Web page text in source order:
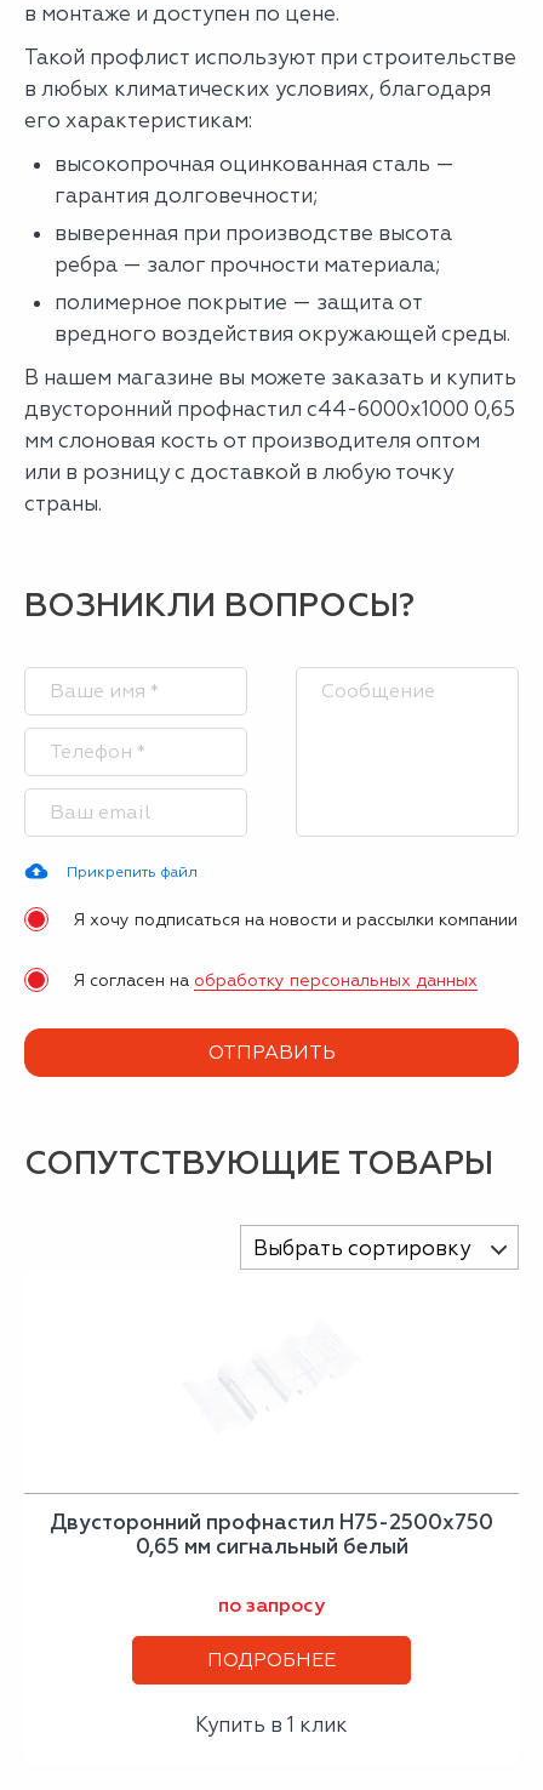
в монтаже и доступен по цене.
Такой профлист используют при строительстве
в любых климатических условиях, благодаря
его характеристикам:
высокопрочная оцинкованная сталь —
гарантия долговечности;
выверенная при производстве высота
ребра — залог прочности материала;
полимерное покрытие — защита от
вредного воздействия окружающей среды.
В нашем магазине вы можете заказать и купить
двусторонний профнастил с44-6000х1000 0,65
мм слоновая кость от производителя оптом
или в розницу с доставкой в любую точку
страны.
ВОЗНИКЛИ ВОПРОСЫ?
Прикрепить файл
Я хочу подписаться на новости и рассылки компании
Я согласен на обработку персональных данных
СОПУТСТВУЮЩИЕ ТОВАРЫ
Выбрать сортировку
Двусторонний профнастил Н75-2500х750
0,65 мм сигнальный белый
по запросу
ПОДРОБНЕЕ
Купить в 1 клик